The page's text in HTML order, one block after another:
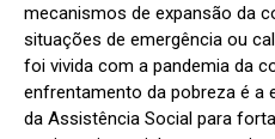
mecanismos de expansão da
situações de emergência ou
foi vivida com a pandemia da
enfrentamento da pobreza é a
da Assistência Social para